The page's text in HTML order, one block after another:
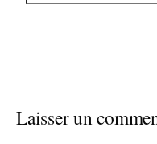
Laisser un